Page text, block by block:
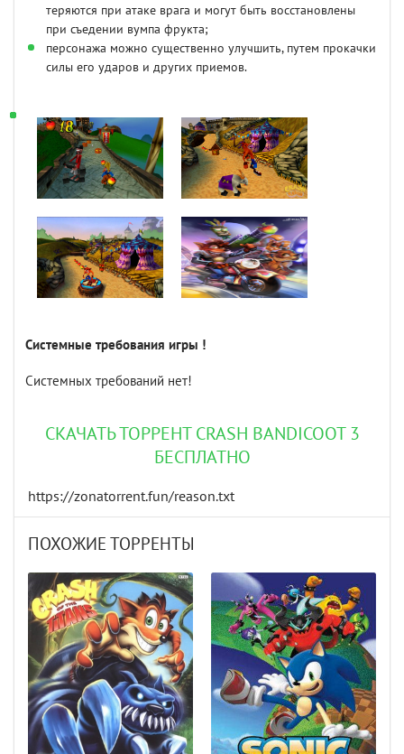
теряются при атаке врага и могут быть восстановлены
при съедении вумпа фрукта;
персонажа можно существенно улучшить, путем прокачки
силы его ударов и других приемов.
Системные требования игры !
Системных требований нет!
СКАЧАТЬ ТОРРЕНТ CRASH BANDICOOT 3
БЕСПЛАТНО
https://zonatorrent.fun/reason.txt
ПОХОЖИЕ ТОРРЕНТЫ